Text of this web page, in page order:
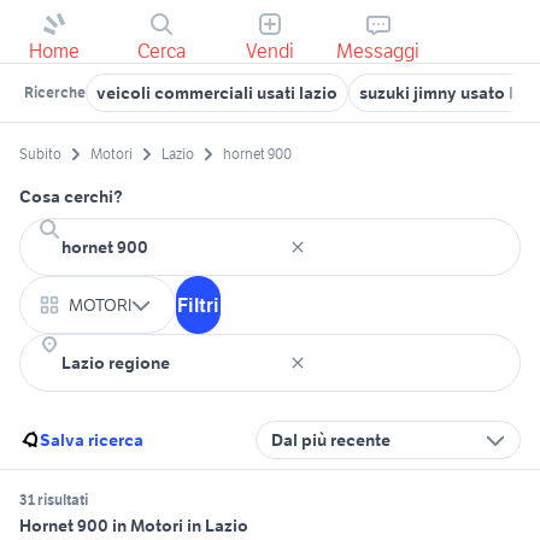
Home Cerca Vendi Messaggi
Ricerche veicoli commerciali usati lazio suzuki jimny usato
Subito Motori Lazio hornet 900
Cosa cerchi?
MOTORI Filtri
Salva ricerca Dal più recente
31 risultati
Hornet 900 in Motori in Lazio